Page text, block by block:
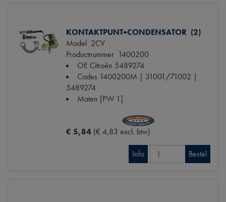
KONTAKTPUNT+CONDENSATOR (2)
Model 2CV
Productnummer 1400200
OE Citroën 5489274
Codes 1400200M | 31001/71002 |
5489274
Maten [PW 1]
€ 5,84 (€ 4,83 excl. btw)
Info Bestel